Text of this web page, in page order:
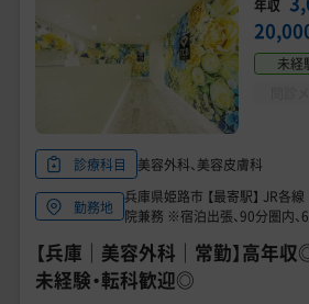
年収
未経
診療科目 美容外科、美容皮膚科
勤務地
兵庫県姫路市 【最寄駅】 JR
院兼務 ※宿泊出張、90分圏内
【兵庫｜美容外科｜常勤】高年
未経験・転科歓迎◎